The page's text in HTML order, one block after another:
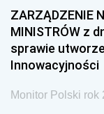
ZARZĄDZENIE
MINISTRÓW z
sprawie
Innowacyjności
Monitor Polski rok